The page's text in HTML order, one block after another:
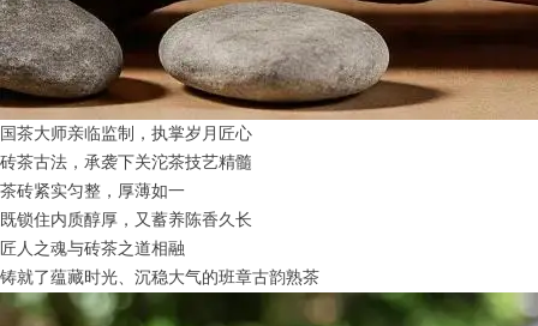
国茶大师亲临监制，执掌岁月匠心
砖茶古法，承袭下关沱茶技艺精髓
茶砖紧实匀整，厚薄如一
既锁住内质醇厚，又蓄养陈香久长
匠人之魂与砖茶之道相融
铸就了蕴藏时光、沉稳大气的班章古韵熟茶